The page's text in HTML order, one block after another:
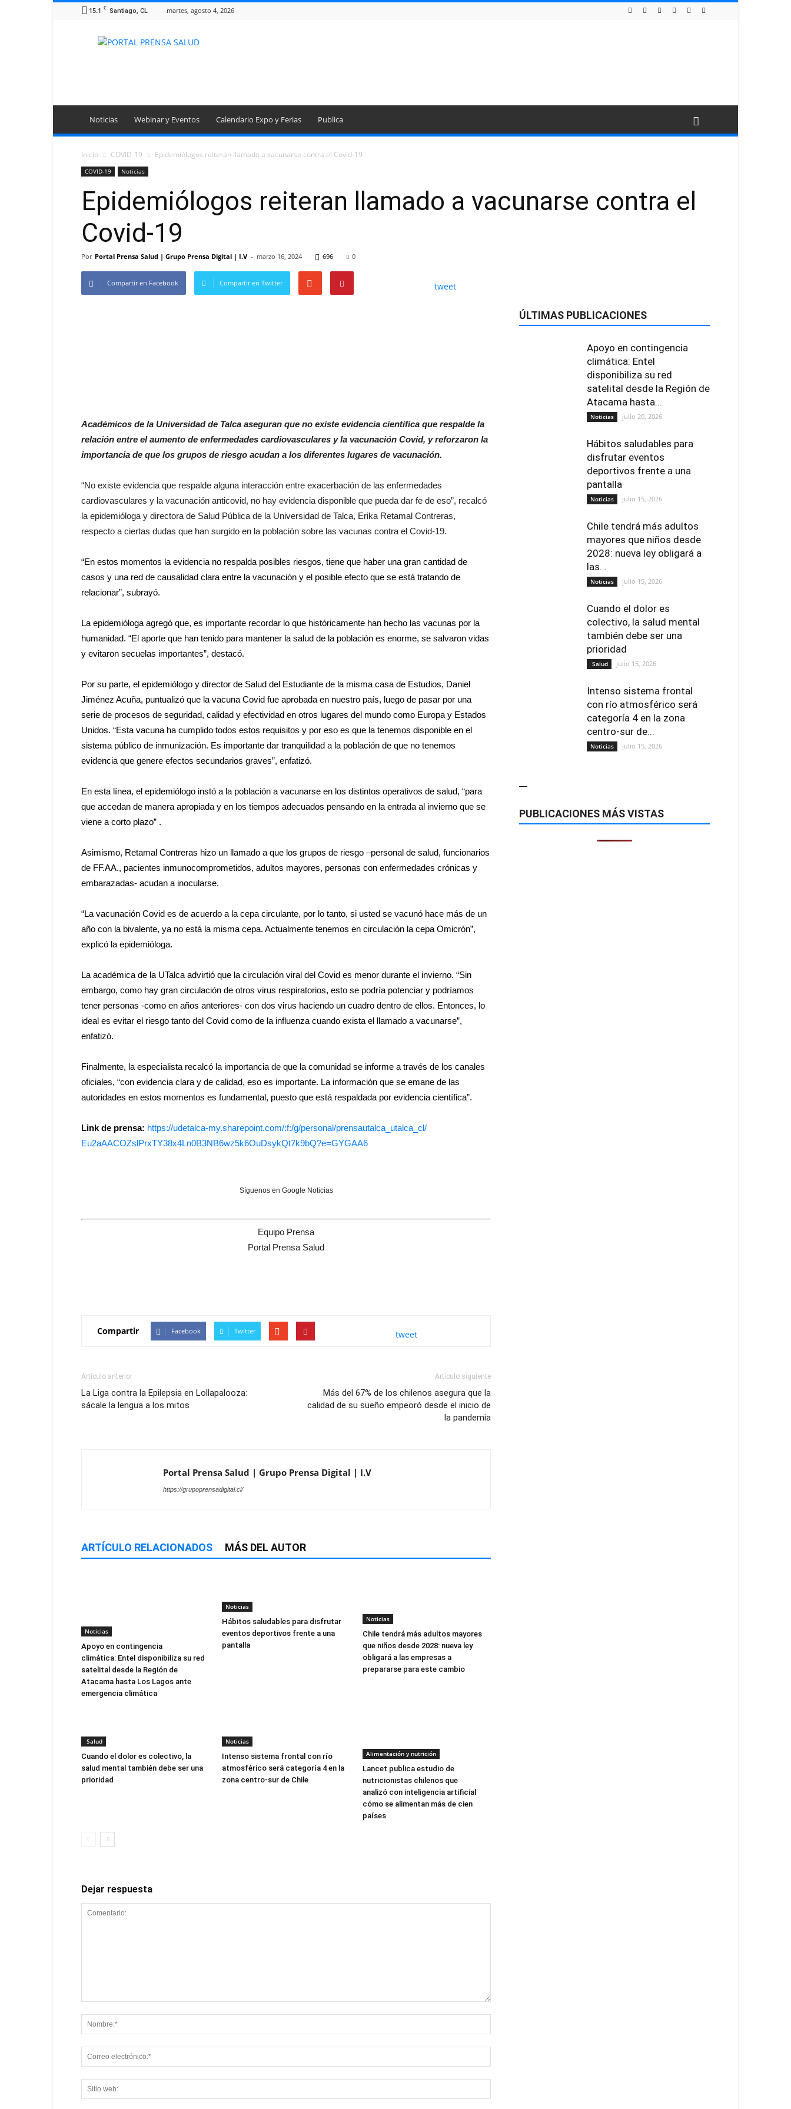
15.1 C Santiago, CL martes, agosto 4, 2026
Portal
Noticias Webinar y Eventos Calendario Expo y Ferias Publica
Inicio COVID-19 Epidemiólogos reiteran llamado a vacunarse contra el Covid-19
COVID-19 Noticias
Epidemiólogos reiteran llamado a vacunarse contra el
Covid-19
Por Portal Prensa Salud | Grupo Prensa Digital | I.V - marzo 16, 2024 696 0
Compartir en Facebook Compartir en Twitter tweet
Académicos de la Universidad de Talca aseguran que no existe evidencia científica que respalde la
relación entre el aumento de enfermedades cardiovasculares y la vacunación Covid, y reforzaron la
importancia de que los grupos de riesgo acudan a los diferentes lugares de vacunación.
“No existe evidencia que respalde alguna interacción entre exacerbación de las enfermedades
cardiovasculares y la vacunación anticovid, no hay evidencia disponible que pueda dar fe de eso”, recalcó
la epidemióloga y directora de Salud Pública de la Universidad de Talca, Erika Retamal Contreras,
respecto a ciertas dudas que han surgido en la población sobre las vacunas contra el Covid-19.
“En estos momentos la evidencia no respalda posibles riesgos, tiene que haber una gran cantidad de
casos y una red de causalidad clara entre la vacunación y el posible efecto que se está tratando de
relacionar”, subrayó.
La epidemióloga agregó que, es importante recordar lo que históricamente han hecho las vacunas por la
humanidad. “El aporte que han tenido para mantener la salud de la población es enorme, se salvaron vidas
y evitaron secuelas importantes”, destacó.
Por su parte, el epidemiólogo y director de Salud del Estudiante de la misma casa de Estudios, Daniel
Jiménez Acuña, puntualizó que la vacuna Covid fue aprobada en nuestro país, luego de pasar por una
serie de procesos de seguridad, calidad y efectividad en otros lugares del mundo como Europa y Estados
Unidos. “Esta vacuna ha cumplido todos estos requisitos y por eso es que la tenemos disponible en el
sistema público de inmunización. Es importante dar tranquilidad a la población de que no tenemos
evidencia que genere efectos secundarios graves”, enfatizó.
En esta línea, el epidemiólogo instó a la población a vacunarse en los distintos operativos de salud, “para
que accedan de manera apropiada y en los tiempos adecuados pensando en la entrada al invierno que se
viene a corto plazo” .
Asimismo, Retamal Contreras hizo un llamado a que los grupos de riesgo –personal de salud, funcionarios
de FF.AA., pacientes inmunocomprometidos, adultos mayores, personas con enfermedades crónicas y
embarazadas- acudan a inocularse.
“La vacunación Covid es de acuerdo a la cepa circulante, por lo tanto, si usted se vacunó hace más de un
año con la bivalente, ya no está la misma cepa. Actualmente tenemos en circulación la cepa Omicrón”,
explicó la epidemióloga.
La académica de la UTalca advirtió que la circulación viral del Covid es menor durante el invierno. “Sin
embargo, como hay gran circulación de otros virus respiratorios, esto se podría potenciar y podríamos
tener personas -como en años anteriores- con dos virus haciendo un cuadro dentro de ellos. Entonces, lo
ideal es evitar el riesgo tanto del Covid como de la influenza cuando exista el llamado a vacunarse”,
enfatizó.
Finalmente, la especialista recalcó la importancia de que la comunidad se informe a través de los canales
oficiales, “con evidencia clara y de calidad, eso es importante. La información que se emane de las
autoridades en estos momentos es fundamental, puesto que está respaldada por evidencia científica”.
Link de prensa: https://udetalca-my.sharepoint.com/:f:/g/personal/prensautalca_utalca_cl/
Eu2aAACOZslPrxTY38x4Ln0B3NB6wz5k6OuDsykQt7k9bQ?e=GYGAA6
Síguenos en Google Noticias
Equipo Prensa
Portal Prensa Salud
Compartir Facebook Twitter tweet
Artículo anterior
La Liga contra la Epilepsia en Lollapalooza:
sácale la lengua a los mitos
Artículo siguiente
Más del 67% de los chilenos asegura que la
calidad de su sueño empeoró desde el inicio de
la pandemia
Portal Prensa Salud | Grupo Prensa Digital | I.V
https://grupoprensadigital.cl/
ARTÍCULO RELACIONADOS MÁS DEL AUTOR
Noticias
Apoyo en contingencia
climática: Entel disponibiliza su red
satelital desde la Región de
Atacama hasta Los Lagos ante
emergencia climática
Noticias
Hábitos saludables para disfrutar
eventos deportivos frente a una
pantalla
Noticias
Chile tendrá más adultos mayores
que niños desde 2028: nueva ley
obligará a las empresas a
prepararse para este cambio
Salud
Cuando el dolor es colectivo, la
salud mental también debe ser una
prioridad
Noticias
Intenso sistema frontal con río
atmosférico será categoría 4 en la
zona centro-sur de Chile
Alimentación y nutrición
Lancet publica estudio de
nutricionistas chilenos que
analizó con inteligencia artificial
cómo se alimentan más de cien
países
Dejar respuesta
ÚLTIMAS PUBLICACIONES
Apoyo en contingencia
climática: Entel
disponibiliza su red
satelital desde la Región de
Atacama hasta...
Noticias julio 20, 2026
Hábitos saludables para
disfrutar eventos
deportivos frente a una
pantalla
Noticias julio 15, 2026
Chile tendrá más adultos
mayores que niños desde
2028: nueva ley obligará a
las...
Noticias julio 15, 2026
Cuando el dolor es
colectivo, la salud mental
también debe ser una
prioridad
Salud julio 15, 2026
Intenso sistema frontal
con río atmosférico será
categoría 4 en la zona
centro-sur de...
Noticias julio 15, 2026
—
PUBLICACIONES MÁS VISTAS